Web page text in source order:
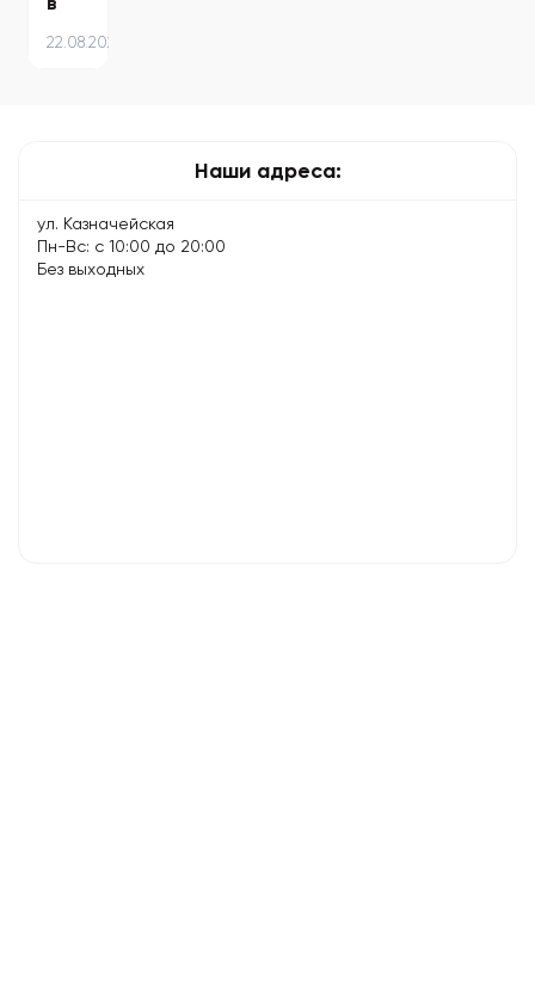
–
22.08.2024
Наши адреса:
ул. Казначейская
Пн-Вс: с 10:00 до 20:00
Без выходных